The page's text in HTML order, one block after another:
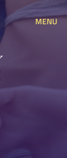
MENU